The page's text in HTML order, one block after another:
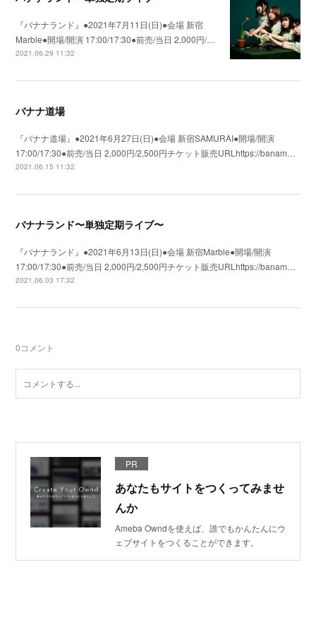
『バナナランド』●2021年7月11日(日)●会場 新宿
Marble●開場/開演 17:00/17:30●前売/当日 2,000円/…
2021.06.29 11:32
バナナ道場
『バナナ道場』●2021年6月27日(日)●会場 新宿SAMURAI●開場/開演
17:00/17:30●前売/当日 2,000円/2,500円チケット販売URLhttps://banam…
2021.06.15 11:32
バナナランド〜単独定期ライブ〜
『バナナランド』●2021年6月13日(日)●会場 新宿Marble●開場/開演
17:00/17:30●前売/当日 2,000円/2,500円チケット販売URLhttps://banam…
2021.06.03 17:32
0コメント
PR
あなたもサイトをつくってみませ
んか
Ameba Owndを使えば、誰でもかんたんにウ
ェブサイトをつくることができます。